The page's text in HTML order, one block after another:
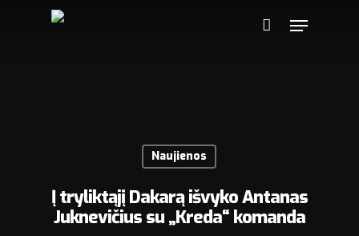
Naujienos
Į tryliktąjį Dakarą išvyko Antanas
Juknevičius su „Kreda“ komanda